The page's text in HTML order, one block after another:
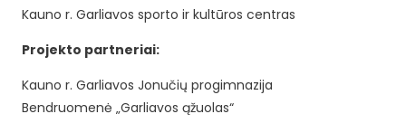
Kauno r. Garliavos sporto ir kultūros centras
Projekto partneriai:
Kauno r. Garliavos Jonučių progimnazija
Bendruomenė „Garliavos ąžuolas“